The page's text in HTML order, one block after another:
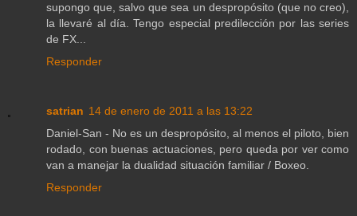
supongo que, salvo que sea un despropósito (que no creo),
la llevaré al día. Tengo especial predilección por las series
de FX...
Responder
satrian 14 de enero de 2011 a las 13:22
Daniel-San - No es un despropósito, al menos el piloto, bien
rodado, con buenas actuaciones, pero queda por ver como
van a manejar la dualidad situación familiar / Boxeo.
Responder